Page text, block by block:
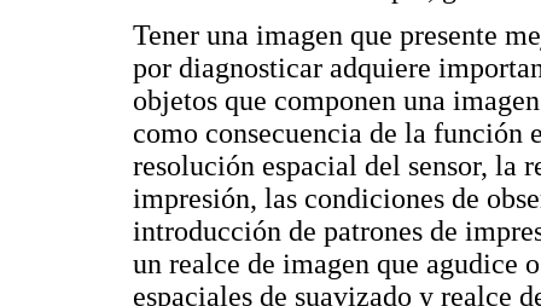
Tener una imagen que presente
por diagnosticar adquiere
objetos que componen una
como consecuencia de la función
resolución espacial del sensor, la
impresión, las condiciones de
introducción de patrones de
un realce de imagen que agudice
espaciales de suavizado y realce